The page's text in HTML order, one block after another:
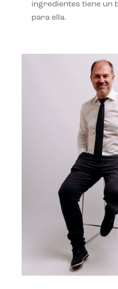
ingredientes tiene un
para ella.